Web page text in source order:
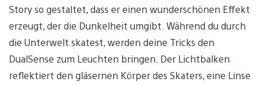
Story so gestaltet, dass er einen wunderschönen Effekt
erzeugt, der die Dunkelheit umgibt. Während du durch
die Unterwelt skatest, werden deine Tricks den
DualSense zum Leuchten bringen. Der Lichtbalken
reflektiert den gläsernen Körper des Skaters, eine Linse